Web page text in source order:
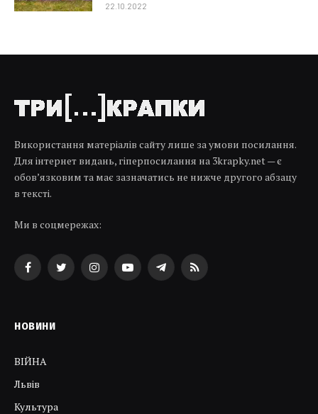
22.10.2022
Використання матеріалів сайту лише за умови посилання.
Для інтернет видань, гіперпосилання на 3krapky.net — є
обов’язковим та має зазначатись не нижче другого абзацу
в тексті.
Ми в соцмережах:
FacebookTwitterInstagramYouTubeTelegramRSS
НОВИНИ
ВІЙНА
Львів
Культура